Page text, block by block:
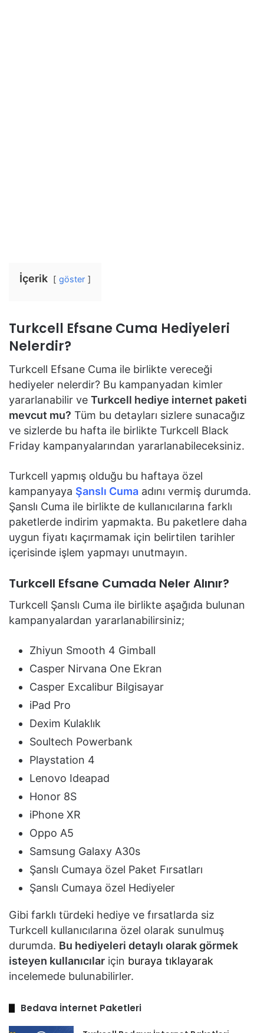
İçerik göster
Turkcell Efsane Cuma Hediyeleri
Nelerdir?
Turkcell Efsane Cuma ile birlikte vereceği
hediyeler nelerdir? Bu kampanyadan kimler
yararlanabilir ve Turkcell hediye internet paketi
mevcut mu? Tüm bu detayları sizlere sunacağız
ve sizlerde bu hafta ile birlikte Turkcell Black
Friday kampanyalarından yararlanabileceksiniz.
Turkcell yapmış olduğu bu haftaya özel
kampanyaya Şanslı Cuma adını vermiş durumda.
Şanslı Cuma ile birlikte de kullanıcılarına farklı
paketlerde indirim yapmakta. Bu paketlere daha
uygun fiyatı kaçırmamak için belirtilen tarihler
içerisinde işlem yapmayı unutmayın.
Turkcell Efsane Cumada Neler Alınır?
Turkcell Şanslı Cuma ile birlikte aşağıda bulunan
kampanyalardan yararlanabilirsiniz;
Zhiyun Smooth 4 Gimball
Casper Nirvana One Ekran
Casper Excalibur Bilgisayar
iPad Pro
Dexim Kulaklık
Soultech Powerbank
Playstation 4
Lenovo Ideapad
Honor 8S
iPhone XR
Oppo A5
Samsung Galaxy A30s
Şanslı Cumaya özel Paket Fırsatları
Şanslı Cumaya özel Hediyeler
Gibi farklı türdeki hediye ve fırsatlarda siz
Turkcell kullanıcılarına özel olarak sunulmuş
durumda. Bu hediyeleri detaylı olarak görmek
isteyen kullanıcılar için buraya tıklayarak
incelemede bulunabilirler.
Bedava İnternet Paketleri